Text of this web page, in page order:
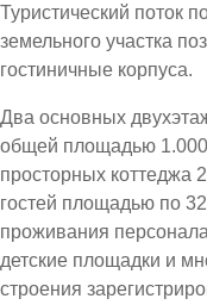
Туристический поток
земельного участка
гостиничные корпуса.
Два основных
общей площадью
просторных коттеджа
гостей площадью по
проживания
детские площадки и
строения